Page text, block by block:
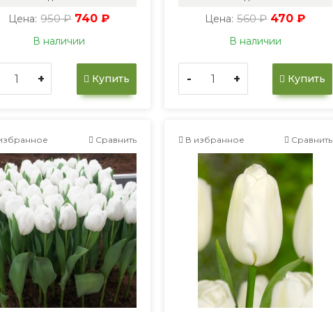
Цена: 950 ₽ 740 ₽
В наличии
+ Купить
Цена: 560 ₽ 470 ₽
В наличии
- + Купить
Сравнить В избранное Сравнить